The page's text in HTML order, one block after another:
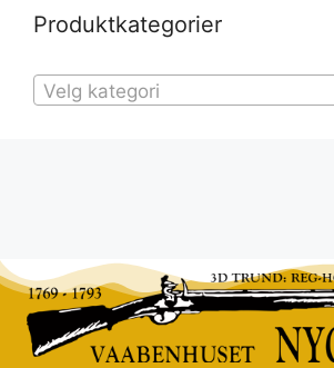
Produktkategorier
Velg kategori